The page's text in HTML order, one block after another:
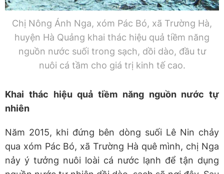
Chị Nông Ánh Nga, xóm Pác Bó, xã Trường Hà,
huyện Hà Quảng khai thác hiệu quả tiềm năng
nguồn nước suối trong sạch, dồi dào, đầu tư
nuôi cá tầm cho giá trị kinh tế cao.
Khai thác hiệu quả tiềm năng nguồn nước tự
nhiên
Năm 2015, khi đứng bên dòng suối Lê Nin chảy
qua xóm Pác Bó, xã Trường Hà quê mình, chị Nga
nảy ý tưởng nuôi loài cá nước lạnh để tận dụng